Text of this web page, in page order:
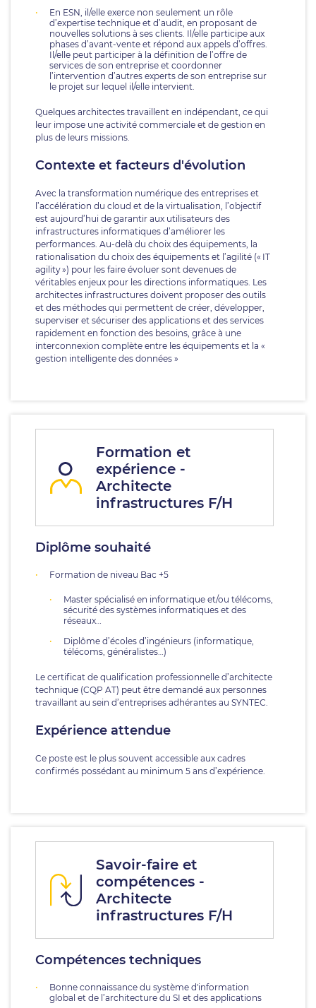
En ESN, il/elle exerce non seulement un rôle
d’expertise technique et d’audit, en proposant de
nouvelles solutions à ses clients. Il/elle participe aux
phases d’avant-vente et répond aux appels d’offres.
Il/elle peut participer à la définition de l’offre de
services de son entreprise et coordonner
l’intervention d’autres experts de son entreprise sur
le projet sur lequel il/elle intervient.
Quelques architectes travaillent en indépendant, ce qui
leur impose une activité commerciale et de gestion en
plus de leurs missions.
Contexte et facteurs d'évolution
Avec la transformation numérique des entreprises et
l’accélération du cloud et de la virtualisation, l’objectif
est aujourd’hui de garantir aux utilisateurs des
infrastructures informatiques d’améliorer les
performances. Au-delà du choix des équipements, la
rationalisation du choix des équipements et l’agilité (« IT
agility ») pour les faire évoluer sont devenues de
véritables enjeux pour les directions informatiques. Les
architectes infrastructures doivent proposer des outils
et des méthodes qui permettent de créer, développer,
superviser et sécuriser des applications et des services
rapidement en fonction des besoins, grâce à une
interconnexion complète entre les équipements et la «
gestion intelligente des données »
Formation et
expérience -
Architecte
infrastructures F/H
Diplôme souhaité
Formation de niveau Bac +5
Master spécialisé en informatique et/ou télécoms,
sécurité des systèmes informatiques et des
réseaux…
Diplôme d’écoles d’ingénieurs (informatique,
télécoms, généralistes…)
Le certificat de qualification professionnelle d’architecte
technique (CQP AT) peut être demandé aux personnes
travaillant au sein d’entreprises adhérantes au SYNTEC.
Expérience attendue
Ce poste est le plus souvent accessible aux cadres
confirmés possédant au minimum 5 ans d’expérience.
Savoir-faire et
compétences -
Architecte
infrastructures F/H
Compétences techniques
Bonne connaissance du système d'information
global et de l’architecture du SI et des applications